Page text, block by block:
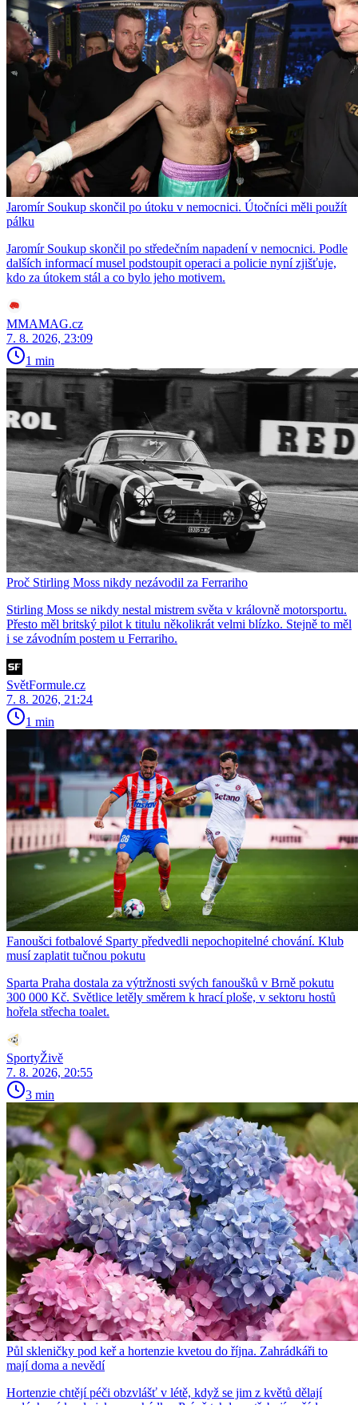
Jaromír Soukup skončil po útoku v nemocnici. Útočníci měli použít
pálku
Jaromír Soukup skončil po středečním napadení v nemocnici. Podle
dalších informací musel podstoupit operaci a policie nyní zjišťuje,
kdo za útokem stál a co bylo jeho motivem.
MMAMAG.cz
7. 8. 2026, 23:09
1 min
Proč Stirling Moss nikdy nezávodil za Ferrariho
Stirling Moss se nikdy nestal mistrem světa v královně motorsportu.
Přesto měl britský pilot k titulu několikrát velmi blízko. Stejně to měl
i se závodním postem u Ferrariho.
SvětFormule.cz
7. 8. 2026, 21:24
1 min
Fanoušci fotbalové Sparty předvedli nepochopitelné chování. Klub
musí zaplatit tučnou pokutu
Sparta Praha dostala za výtržnosti svých fanoušků v Brně pokutu
300 000 Kč. Světlice letěly směrem k hrací ploše, v sektoru hostů
hořela střecha toalet.
SportyŽivě
7. 8. 2026, 20:55
3 min
Půl skleničky pod keř a hortenzie kvetou do října. Zahrádkáři to
mají doma a nevědí
Hortenzie chtějí péči obzvlášť v létě, když se jim z květů dělají